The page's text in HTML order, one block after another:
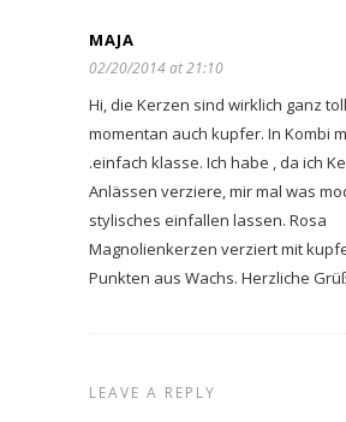
MAJA
02/20/2014 at 21:10
Hi, die Kerzen sind wirklich ganz
momentan auch kupfer. In Kombi
.einfach klasse. Ich habe , da ich
Anlässen verziere, mir mal was
stylisches einfallen lassen. Rosa
Magnolienkerzen verziert mit
Punkten aus Wachs. Herzliche
LEAVE A REPLY